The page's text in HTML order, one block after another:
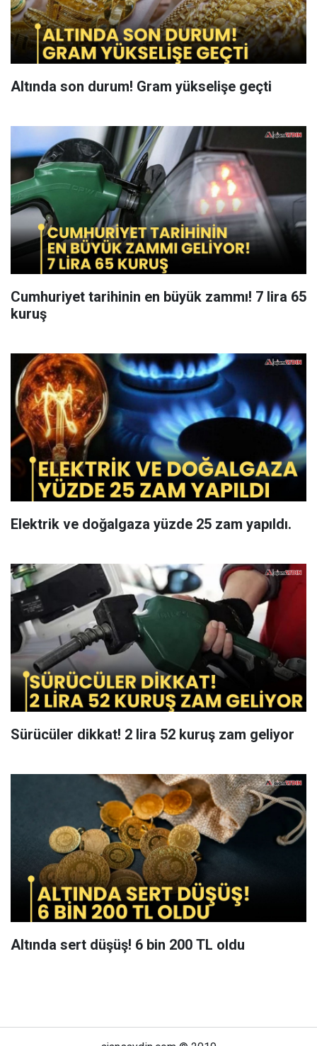
Altında son durum! Gram yükselişe geçti
Cumhuriyet tarihinin en büyük zammı! 7 lira 65
kuruş
Elektrik ve doğalgaza yüzde 25 zam yapıldı.
Sürücüler dikkat! 2 lira 52 kuruş zam geliyor
Altında sert düşüş! 6 bin 200 TL oldu